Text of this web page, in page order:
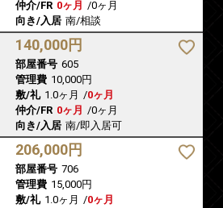
仲介/FR 0ヶ月 /0ヶ月
向き/入居 南/相談
140,000円
部屋番号 605
管理費 10,000円
敷/礼 1.0ヶ月 /0ヶ月
仲介/FR 0ヶ月 /0ヶ月
向き/入居 南/即入居可
206,000円
部屋番号 706
管理費 15,000円
敷/礼 1.0ヶ月 /0ヶ月